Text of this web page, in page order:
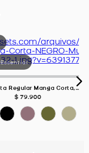
Camiseta Regular Manga Corta, Color NEGRO Para Mujer
$ 79.900